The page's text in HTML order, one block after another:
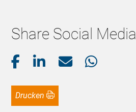
Share Social Media
Drucken